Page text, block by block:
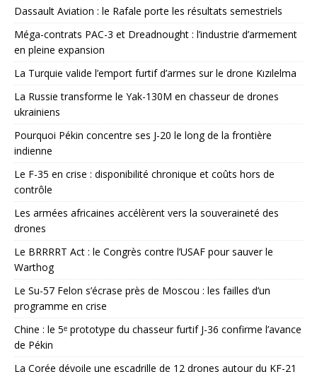
Dassault Aviation : le Rafale porte les résultats semestriels
Méga-contrats PAC-3 et Dreadnought : l’industrie d’armement
en pleine expansion
La Turquie valide l’emport furtif d’armes sur le drone Kızılelma
La Russie transforme le Yak-130M en chasseur de drones
ukrainiens
Pourquoi Pékin concentre ses J-20 le long de la frontière
indienne
Le F-35 en crise : disponibilité chronique et coûts hors de
contrôle
Les armées africaines accélèrent vers la souveraineté des
drones
Le BRRRRT Act : le Congrès contre l’USAF pour sauver le
Warthog
Le Su-57 Felon s’écrase près de Moscou : les failles d’un
programme en crise
Chine : le 5ᵉ prototype du chasseur furtif J-36 confirme l’avance
de Pékin
La Corée dévoile une escadrille de 12 drones autour du KF-21